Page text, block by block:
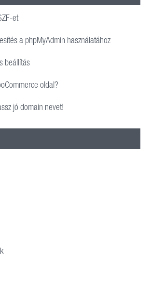
et
a phpMyAdmin használatához
beállítás
oldal?
jó domain nevet!